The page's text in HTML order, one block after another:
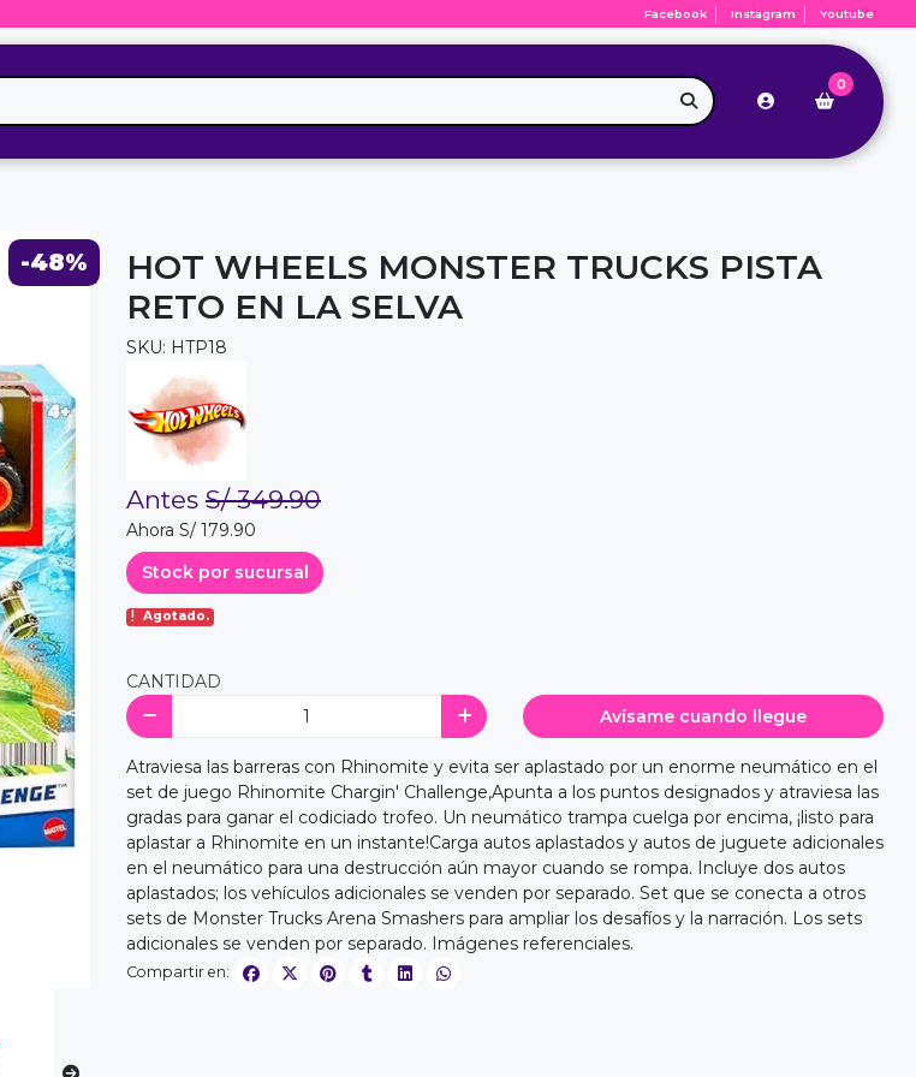
Facebook Instagram Youtube
0
-48%
HOT WHEELS MONSTER TRUCKS PISTA
RETO EN LA SELVA
SKU: HTP18
Antes S/ 349.90
Ahora S/ 179.90
Stock por sucursal
Agotado.
CANTIDAD
Avísame cuando llegue
Atraviesa las barreras con Rhinomite y evita ser aplastado por un enorme neumático en el
set de juego Rhinomite Chargin' Challenge,Apunta a los puntos designados y atraviesa las
gradas para ganar el codiciado trofeo. Un neumático trampa cuelga por encima, ¡listo para
aplastar a Rhinomite en un instante!Carga autos aplastados y autos de juguete adicionales
en el neumático para una destrucción aún mayor cuando se rompa. Incluye dos autos
aplastados; los vehículos adicionales se venden por separado. Set que se conecta a otros
sets de Monster Trucks Arena Smashers para ampliar los desafíos y la narración. Los sets
adicionales se venden por separado. Imágenes referenciales.
Compartir en: